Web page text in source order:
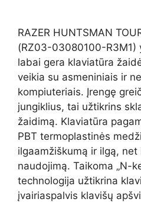
RAZER HUNTSMAN
(RZ03-03080100-R3M1)
labai gera klaviatūra
veikia su asmeniniais ir
kompiuteriais. Įrengę
jungiklius, tai užtikrins
žaidimą. Klaviatūra
PBT termoplastinės
ilgaamžiškumą ir ilgą, net
naudojimą. Taikoma „N-
technologija užtikrina
įvairiaspalvis klavišų